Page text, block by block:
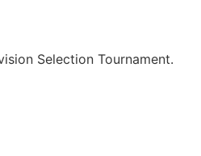
Selection Tournament.